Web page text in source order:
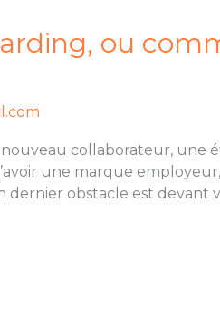
ou
collaborateur, une
une marque
obstacle est devant